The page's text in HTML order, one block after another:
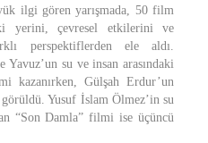
ilgi gören yarışmada, 50 film
yerini, çevresel etkilerini ve
perspektiflerden ele aldı.
su ve insan arasındaki
Gülşah Erdur’un
Yusuf İslam Ölmez’in su
“Son Damla” filmi ise üçüncü